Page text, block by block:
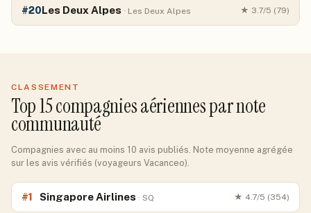
#20Les Deux Alpes · Les Deux Alpes ★ 3.7/5 (79)
CLASSEMENT
Top15compagnies aériennes par note
communauté
Compagnies avec au moins 10 avis publiés. Note moyenne agrégée
sur les avis vérifiés (voyageurs Vacanceo).
#1 Singapore Airlines · SQ ★ 4.7/5 (354)